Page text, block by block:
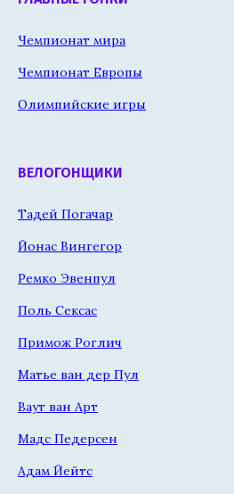
Чемпионат мира
Чемпионат Европы
Олимпийские игры
ВЕЛОГОНЩИКИ
Тадей Погачар
Йонас Вингегор
Ремко Эвенпул
Поль Сексас
Примож Роглич
Матье ван дер Пул
Ваут ван Арт
Мадс Педерсен
Адам Йейтс